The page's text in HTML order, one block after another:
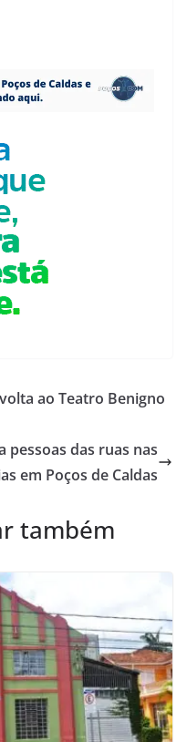
ao Teatro Benigno
pessoas das ruas nas
em Poços de Caldas
também